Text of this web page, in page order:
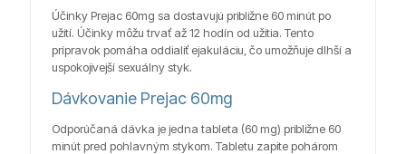
Účinky Prejac 60mg sa dostavujú približne 60 minút po
užití. Účinky môžu trvať až 12 hodín od užitia. Tento
prípravok pomáha oddialiť ejakuláciu, čo umožňuje dlhší a
uspokojivejší sexuálny styk.
Dávkovanie Prejac 60mg
Odporúčaná dávka je jedna tableta (60 mg) približne 60
minút pred pohlavným stykom. Tabletu zapite pohárom